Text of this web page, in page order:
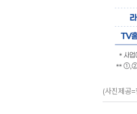
(사진제공